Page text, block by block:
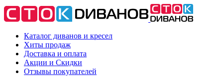
Каталог диванов и кресел
Хиты продаж
Доставка и оплата
Акции и Скидки
Отзывы покупателей